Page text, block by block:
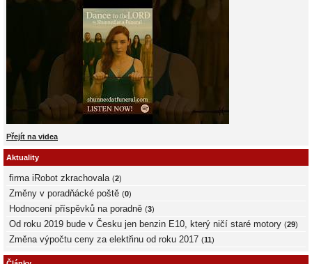
Přejít na videa
Aktuality
firma iRobot zkrachovala (2)
Změny v poradňácké poště (0)
Hodnocení příspěvků na poradně (3)
Od roku 2019 bude v Česku jen benzin E10, který ničí staré motory (29)
Změna výpočtu ceny za elektřinu od roku 2017 (11)